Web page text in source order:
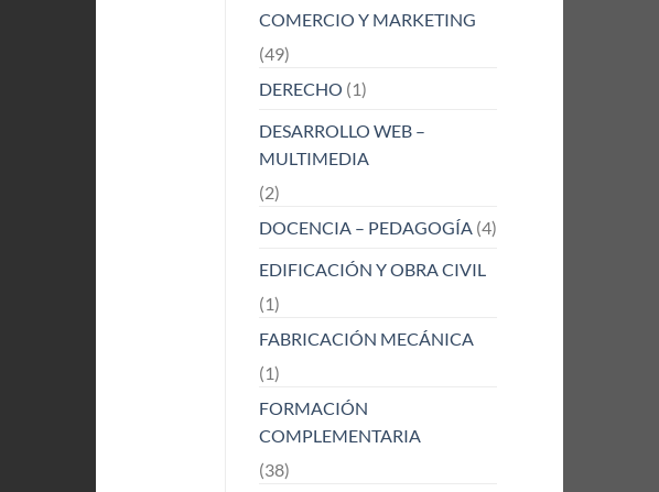
COMERCIO Y MARKETING
(49)
DERECHO (1)
DESARROLLO WEB –
MULTIMEDIA
(2)
DOCENCIA – PEDAGOGÍA (4)
EDIFICACIÓN Y OBRA CIVIL
(1)
FABRICACIÓN MECÁNICA
(1)
FORMACIÓN
COMPLEMENTARIA
(38)